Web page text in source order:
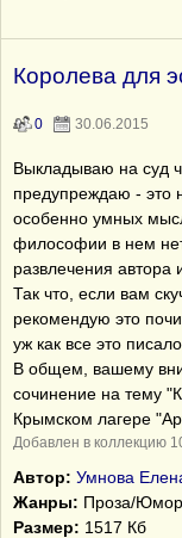
Королева для
0 30.06.2015
Выкладываю на суд
предупреждаю - это
особенно умных
философии в нем
развлечения автора
Так что, если вам
рекомендую это
уж как все это
В общем, вашему
сочинение на тему
Крымском лагере
Добавлен в коллекцию
Автор: Умнова
Жанры: Проза/
Размер: 1517 Кб